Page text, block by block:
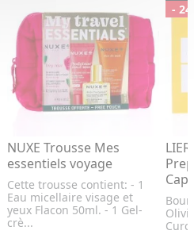
NUXE Trousse Mes
essentiels voyage
Cette trousse contient: - 1
Eau micellaire visage et
yeux Flacon 50ml. - 1 Gel-
crè...
-